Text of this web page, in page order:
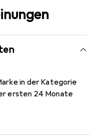
in der Kategorie
ersten 24 Monate